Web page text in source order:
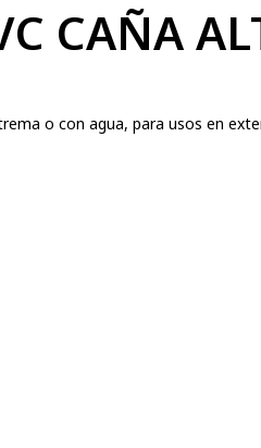
CAÑA
o con agua, para usos en